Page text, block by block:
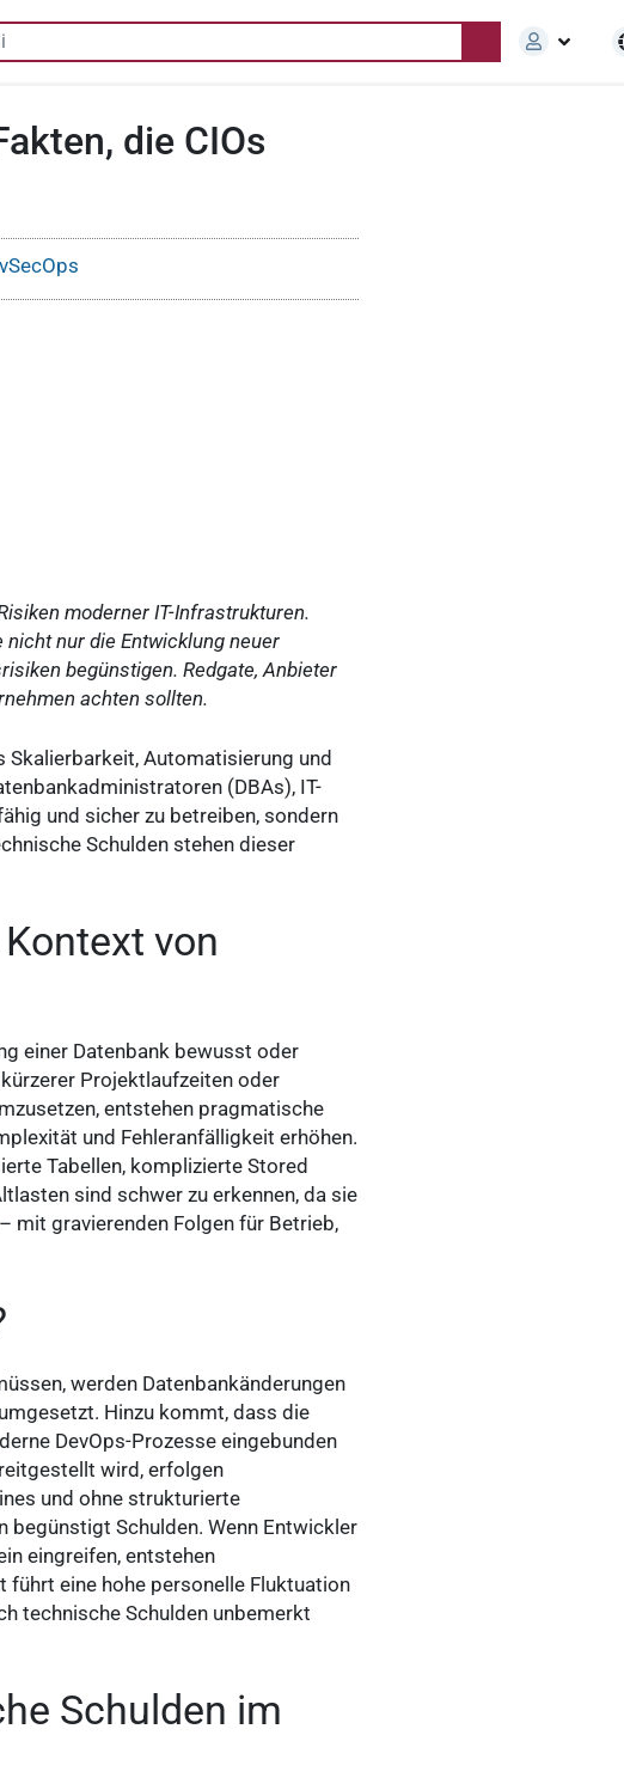
die CIOs
moderner IT-Infrastrukturen.
nur die Entwicklung neuer
begünstigen. Redgate, Anbieter
achten sollten.
Skalierbarkeit, Automatisierung und
(DBAs), IT-
und sicher zu betreiben, sondern
Schulden stehen dieser
von
einer Datenbank bewusst oder
Projektlaufzeiten oder
entstehen pragmatische
und Fehleranfälligkeit erhöhen.
Tabellen, komplizierte Stored
sind schwer zu erkennen, da sie
mit gravierenden Folgen für Betrieb,
werden Datenbankänderungen
Hinzu kommt, dass die
DevOps-Prozesse eingebunden
wird, erfolgen
und ohne strukturierte
begünstigt Schulden. Wenn Entwickler
eingreifen, entstehen
führt eine hohe personelle Fluktuation
technische Schulden unbemerkt
Schulden im